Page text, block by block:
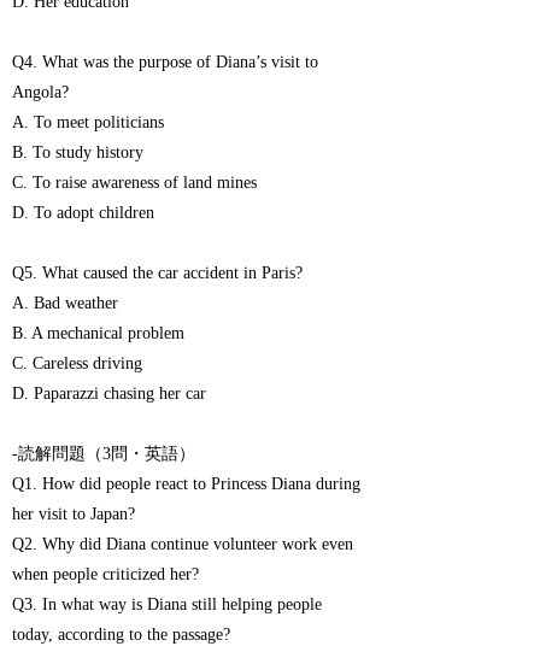
Q4. What was the purpose of Diana’s visit to
Angola?
A. To meet politicians
B. To study history
C. To raise awareness of land mines
D. To adopt children
Q5. What caused the car accident in Paris?
A. Bad weather
B. A mechanical problem
C. Careless driving
D. Paparazzi chasing her car
-読解問題（3問・英語）
Q1. How did people react to Princess Diana during
her visit to Japan?
Q2. Why did Diana continue volunteer work even
when people criticized her?
Q3. In what way is Diana still helping people
today, according to the passage?